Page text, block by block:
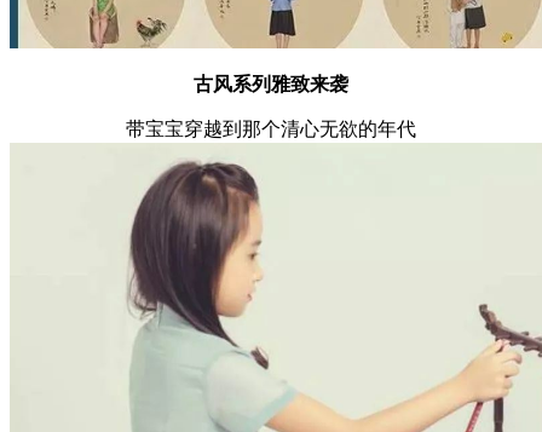
古风系列雅致来袭
带宝宝穿越到那个清心无欲的年代